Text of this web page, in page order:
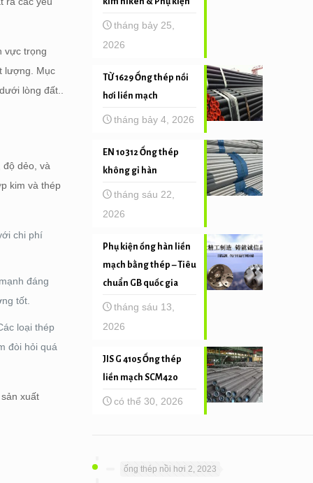
vực trọng
lượng. Mục
lòng đất..
độ dẻo, và
kim và thép
chi phí
đáng
tốt.
loại thép
đòi hỏi quá
xuất
tháng bảy 25,
2026
TỪ 1629 Ống thép nồi
hơi liền mạch
tháng bảy 4, 2026
EN 10312 Ống thép
không gỉ hàn
tháng sáu 22,
2026
Phụ kiện ống hàn liền
mạch bằng thép – Tiêu
chuẩn GB quốc gia
tháng sáu 13,
2026
JIS G 4105 Ống thép
liền mạch SCM420
có thể 30, 2026
ống thép nồi hơi 2, 2023